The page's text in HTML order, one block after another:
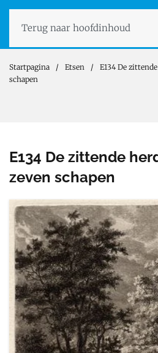
Terug naar hoofdinhoud
Startpagina Etsen
E134 De
schapen
E134 De zittende
zeven schapen